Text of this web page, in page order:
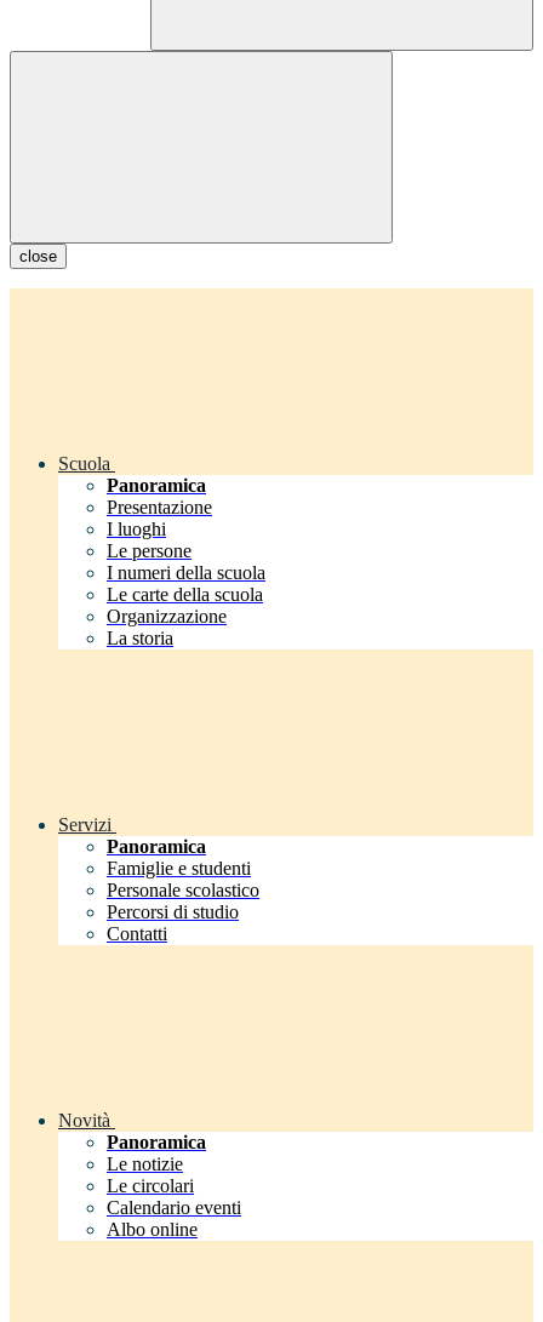
close
Scuola
Panoramica
Presentazione
I luoghi
Le persone
I numeri della scuola
Le carte della scuola
Organizzazione
La storia
Servizi
Panoramica
Famiglie e studenti
Personale scolastico
Percorsi di studio
Contatti
Novità
Panoramica
Le notizie
Le circolari
Calendario eventi
Albo online